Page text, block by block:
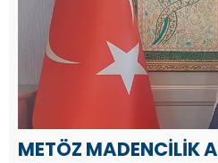
METÖZ MADENCİLİK